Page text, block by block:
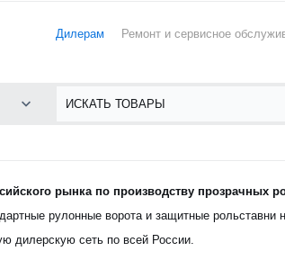
Дилерам Ремонт и сервисное
рынка по производству прозрачных
рулонные ворота и защитные рольставни
дилерскую сеть по всей России.